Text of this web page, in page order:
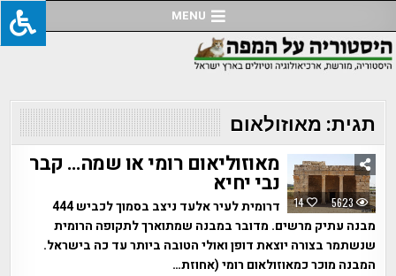
to
content
MENU
תגית: מאוזולאום
14 5623
מאוזוליאום רומי או שמה… קבר
נבי יחיא
דרומית לעיר אלעד ניצב בסמוך לכביש 444
מבנה עתיק מרשים. מדובר במבנה שמתוארך לתקופה הרומית
שנשתמר בצורה יוצאת דופן ואולי הטובה ביותר עד כה בישראל.
המבנה מוכר כמאוזולאום רומי (אחוזת…